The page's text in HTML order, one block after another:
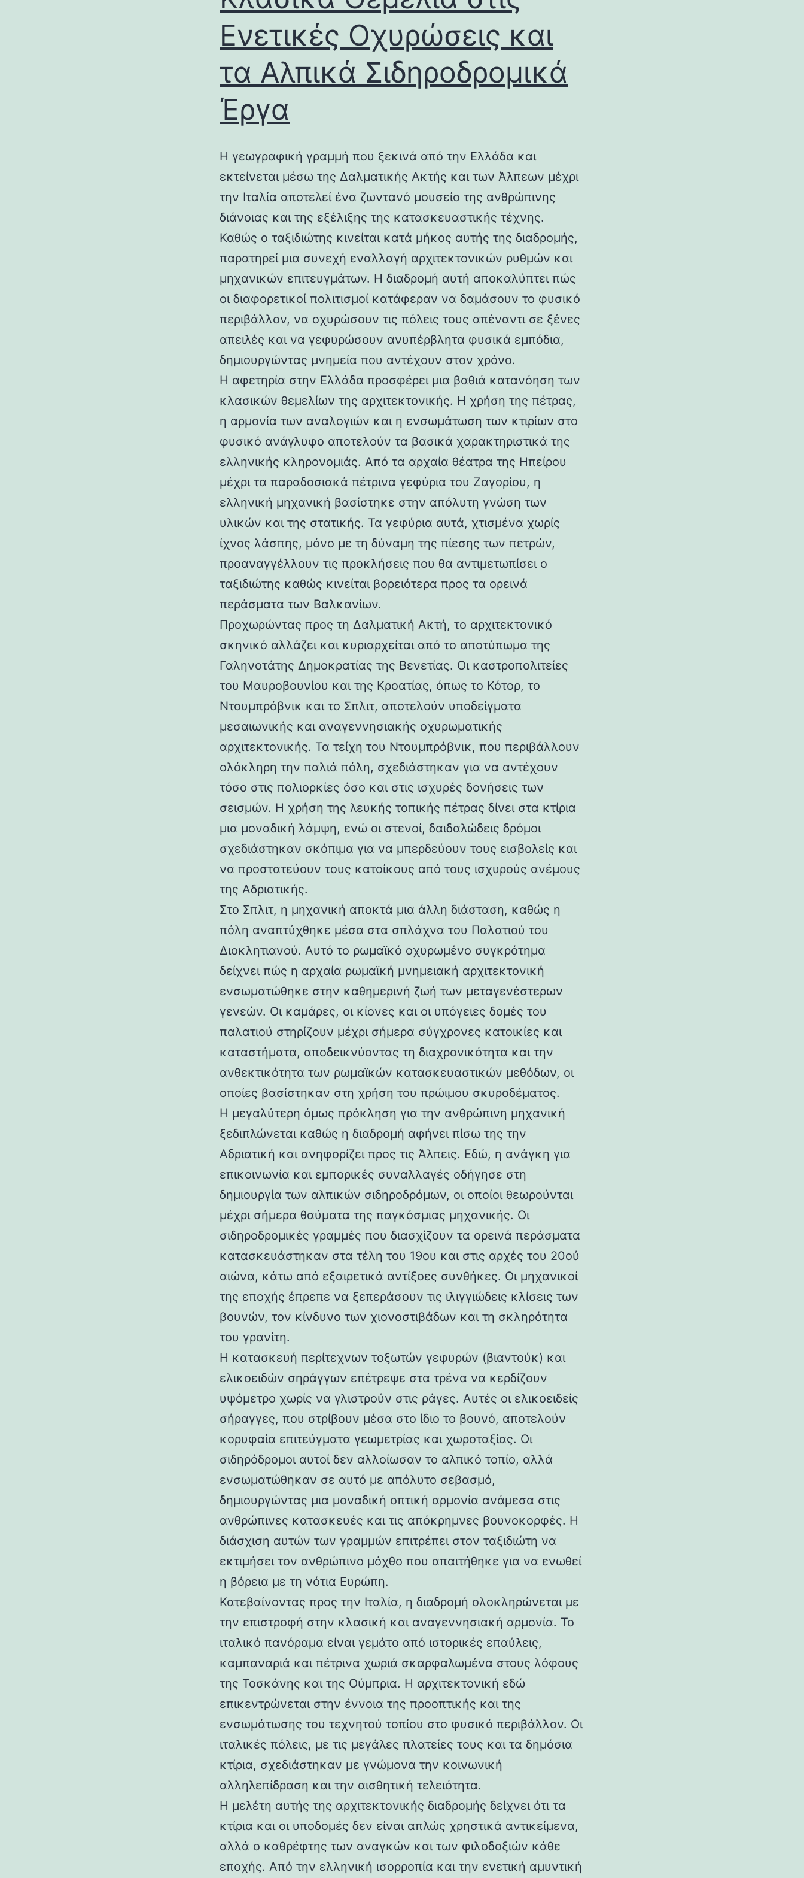
Ενετικές Οχυρώσεις και
τα Αλπικά Σιδηροδρομικά
Έργα
Η γεωγραφική γραμμή που ξεκινά από την Ελλάδα και
εκτείνεται μέσω της Δαλματικής Ακτής και των Άλπεων μέχρι
την Ιταλία αποτελεί ένα ζωντανό μουσείο της ανθρώπινης
διάνοιας και της εξέλιξης της κατασκευαστικής τέχνης.
Καθώς ο ταξιδιώτης κινείται κατά μήκος αυτής της διαδρομής,
παρατηρεί μια συνεχή εναλλαγή αρχιτεκτονικών ρυθμών και
μηχανικών επιτευγμάτων. Η διαδρομή αυτή αποκαλύπτει πώς
οι διαφορετικοί πολιτισμοί κατάφεραν να δαμάσουν το φυσικό
περιβάλλον, να οχυρώσουν τις πόλεις τους απέναντι σε ξένες
απειλές και να γεφυρώσουν ανυπέρβλητα φυσικά εμπόδια,
δημιουργώντας μνημεία που αντέχουν στον χρόνο.
Η αφετηρία στην Ελλάδα προσφέρει μια βαθιά κατανόηση των
κλασικών θεμελίων της αρχιτεκτονικής. Η χρήση της πέτρας,
η αρμονία των αναλογιών και η ενσωμάτωση των κτιρίων στο
φυσικό ανάγλυφο αποτελούν τα βασικά χαρακτηριστικά της
ελληνικής κληρονομιάς. Από τα αρχαία θέατρα της Ηπείρου
μέχρι τα παραδοσιακά πέτρινα γεφύρια του Ζαγορίου, η
ελληνική μηχανική βασίστηκε στην απόλυτη γνώση των
υλικών και της στατικής. Τα γεφύρια αυτά, χτισμένα χωρίς
ίχνος λάσπης, μόνο με τη δύναμη της πίεσης των πετρών,
προαναγγέλλουν τις προκλήσεις που θα αντιμετωπίσει ο
ταξιδιώτης καθώς κινείται βορειότερα προς τα ορεινά
περάσματα των Βαλκανίων.
Προχωρώντας προς τη Δαλματική Ακτή, το αρχιτεκτονικό
σκηνικό αλλάζει και κυριαρχείται από το αποτύπωμα της
Γαληνοτάτης Δημοκρατίας της Βενετίας. Οι καστροπολιτείες
του Μαυροβουνίου και της Κροατίας, όπως το Κότορ, το
Ντουμπρόβνικ και το Σπλιτ, αποτελούν υποδείγματα
μεσαιωνικής και αναγεννησιακής οχυρωματικής
αρχιτεκτονικής. Τα τείχη του Ντουμπρόβνικ, που περιβάλλουν
ολόκληρη την παλιά πόλη, σχεδιάστηκαν για να αντέχουν
τόσο στις πολιορκίες όσο και στις ισχυρές δονήσεις των
σεισμών. Η χρήση της λευκής τοπικής πέτρας δίνει στα κτίρια
μια μοναδική λάμψη, ενώ οι στενοί, δαιδαλώδεις δρόμοι
σχεδιάστηκαν σκόπιμα για να μπερδεύουν τους εισβολείς και
να προστατεύουν τους κατοίκους από τους ισχυρούς ανέμους
της Αδριατικής.
Στο Σπλιτ, η μηχανική αποκτά μια άλλη διάσταση, καθώς η
πόλη αναπτύχθηκε μέσα στα σπλάχνα του Παλατιού του
Διοκλητιανού. Αυτό το ρωμαϊκό οχυρωμένο συγκρότημα
δείχνει πώς η αρχαία ρωμαϊκή μνημειακή αρχιτεκτονική
ενσωματώθηκε στην καθημερινή ζωή των μεταγενέστερων
γενεών. Οι καμάρες, οι κίονες και οι υπόγειες δομές του
παλατιού στηρίζουν μέχρι σήμερα σύγχρονες κατοικίες και
καταστήματα, αποδεικνύοντας τη διαχρονικότητα και την
ανθεκτικότητα των ρωμαϊκών κατασκευαστικών μεθόδων, οι
οποίες βασίστηκαν στη χρήση του πρώιμου σκυροδέματος.
Η μεγαλύτερη όμως πρόκληση για την ανθρώπινη μηχανική
ξεδιπλώνεται καθώς η διαδρομή αφήνει πίσω της την
Αδριατική και ανηφορίζει προς τις Άλπεις. Εδώ, η ανάγκη για
επικοινωνία και εμπορικές συναλλαγές οδήγησε στη
δημιουργία των αλπικών σιδηροδρόμων, οι οποίοι θεωρούνται
μέχρι σήμερα θαύματα της παγκόσμιας μηχανικής. Οι
σιδηροδρομικές γραμμές που διασχίζουν τα ορεινά περάσματα
κατασκευάστηκαν στα τέλη του 19ου και στις αρχές του 20ού
αιώνα, κάτω από εξαιρετικά αντίξοες συνθήκες. Οι μηχανικοί
της εποχής έπρεπε να ξεπεράσουν τις ιλιγγιώδεις κλίσεις των
βουνών, τον κίνδυνο των χιονοστιβάδων και τη σκληρότητα
του γρανίτη.
Η κατασκευή περίτεχνων τοξωτών γεφυρών (βιαντούκ) και
ελικοειδών σηράγγων επέτρεψε στα τρένα να κερδίζουν
υψόμετρο χωρίς να γλιστρούν στις ράγες. Αυτές οι ελικοειδείς
σήραγγες, που στρίβουν μέσα στο ίδιο το βουνό, αποτελούν
κορυφαία επιτεύγματα γεωμετρίας και χωροταξίας. Οι
σιδηρόδρομοι αυτοί δεν αλλοίωσαν το αλπικό τοπίο, αλλά
ενσωματώθηκαν σε αυτό με απόλυτο σεβασμό,
δημιουργώντας μια μοναδική οπτική αρμονία ανάμεσα στις
ανθρώπινες κατασκευές και τις απόκρημνες βουνοκορφές. Η
διάσχιση αυτών των γραμμών επιτρέπει στον ταξιδιώτη να
εκτιμήσει τον ανθρώπινο μόχθο που απαιτήθηκε για να ενωθεί
η βόρεια με τη νότια Ευρώπη.
Κατεβαίνοντας προς την Ιταλία, η διαδρομή ολοκληρώνεται με
την επιστροφή στην κλασική και αναγεννησιακή αρμονία. Το
ιταλικό πανόραμα είναι γεμάτο από ιστορικές επαύλεις,
καμπαναριά και πέτρινα χωριά σκαρφαλωμένα στους λόφους
της Τοσκάνης και της Ούμπρια. Η αρχιτεκτονική εδώ
επικεντρώνεται στην έννοια της προοπτικής και της
ενσωμάτωσης του τεχνητού τοπίου στο φυσικό περιβάλλον. Οι
ιταλικές πόλεις, με τις μεγάλες πλατείες τους και τα δημόσια
κτίρια, σχεδιάστηκαν με γνώμονα την κοινωνική
αλληλεπίδραση και την αισθητική τελειότητα.
Η μελέτη αυτής της αρχιτεκτονικής διαδρομής δείχνει ότι τα
κτίρια και οι υποδομές δεν είναι απλώς χρηστικά αντικείμενα,
αλλά ο καθρέφτης των αναγκών και των φιλοδοξιών κάθε
εποχής. Από την ελληνική ισορροπία και την ενετική αμυντική